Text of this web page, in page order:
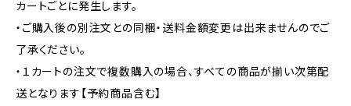
カートごとに発生します。
・ご購入後の別注文との同梱・送料金額変更は出来ませんのでご
了承ください。
・１カートの注文で複数購入の場合、すべての商品が揃い次第配
送となります【予約商品含む】